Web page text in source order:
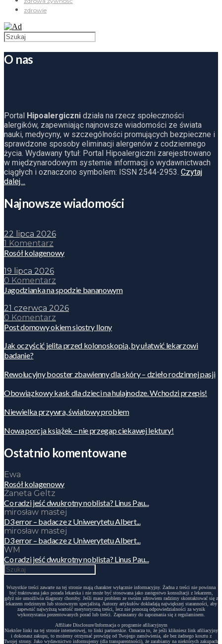
zdrowie
O nas
Portal Hipoalergiczni działa na rzecz społeczności
alergików, zapewniając najnowsze wiadomości ze świata
nauki, medycyny, w szczególności promujących bezpieczne i
sprawdzone sposoby eliminacji alergenów z codziennego
życia. Wydawany tytuł: Portal Hipoalergiczni zarejestrowano
w międzynarodowym systemie informacji o wydawnictwach
ciągłych i oznaczono symbolem: ISSN 2544-2953. Czytaj
dalej…
Najnowsze wiadomości
22 lipca 2026
1 Komentarz
Rosół kolagenowy
19 lipca 2026
0 Komentarz
Jagodzianka na spodzie bananowym
21 czerwca 2026
0 Komentarz
Post domowy okiem siostry Ilony
Jak oczyścić jelita przed kolonoskopią, by ułatwić lekarzowi
badanie?
Rewolucyjny booster zbawienny dla skóry – dzieło rodzinnej pasji
Obowiązkowy kask dla dzieci na hulajnodze. Wchodzi przepis!
Niewielka przywra, światowy problem
Nowa porcja książek – nie przegap ciekawej lektury!
Ostatnio komentowane
Ewa
Rosół kolagenowy
Żaneta Geltz
Co radzi jeść dwukrotny noblista? Linus Pau...
mirosław mastej
D3 error – badacze z Uniwerytetu Albert...
mirosław mastej
D3 error – badacze z Uniwerytetu Albert...
WM
Co radzi jeść dwukrotny noblista? Linus Pau...
Wszystkie treści zawarte na tej stronie mają charakter wyłącznie informacyjny. Żadna z treści nie powinna
być traktowana jako porada lekarska i nie może być stosowana jako zastępstwo konsultacji z lekarzem,
gdyż nie umożliwia diagnozy choroby. Jeśli masz problem ze swoim zdrowiem radzimy skontaktować się z
lekarzem rodzinnym lub stosownym specjalistą. Autorzy artykułów dokładają największej staranności, aby
zapewnić najwyższą wartość merytoryczną treści, lecz nie ponoszą odpowiedzialności za wynik
wykorzystania prezentowanych porad lub treści. Zapraszamy do zapoznania się z regulaminem.
Affiliate Disclosure/Informacja o programie afiliacyjnym
Niektóre linki na tej stronie internetowej, to linki partnerskie. Oznacza to, że jeśli klikniesz link afiliacyjny
i dokonasz zakupu, to możemy otrzymać prowizję od Twojego zamówienia, ale bez żadnego kosztu z
Twojej strony. Jako wydawnictwo informujemy (dla transparentności), że zarabiamy na niektórych zakupach